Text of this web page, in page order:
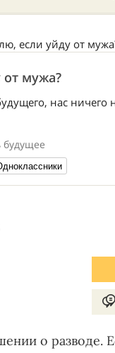
если уйду от
мужа?
нас ничего
будущее
о разводе.